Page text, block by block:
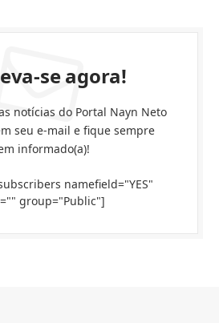
se agora!
notícias do Portal Nayn Neto
seu e-mail e fique sempre
informado(a)!
namefield="YES"
group="Public"]